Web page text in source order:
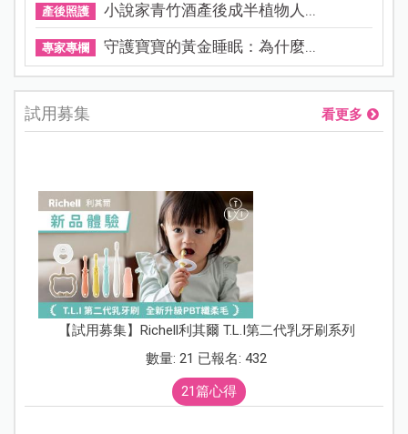
產後照護 小說家青竹酒產後成半植物人...
專家專欄 守護寶寶的黃金睡眠：為什麼...
試用募集 看更多
【試用募集】Richell利其爾 T.L.I第二代乳牙刷系列
數量: 21 已報名: 432
21篇心得